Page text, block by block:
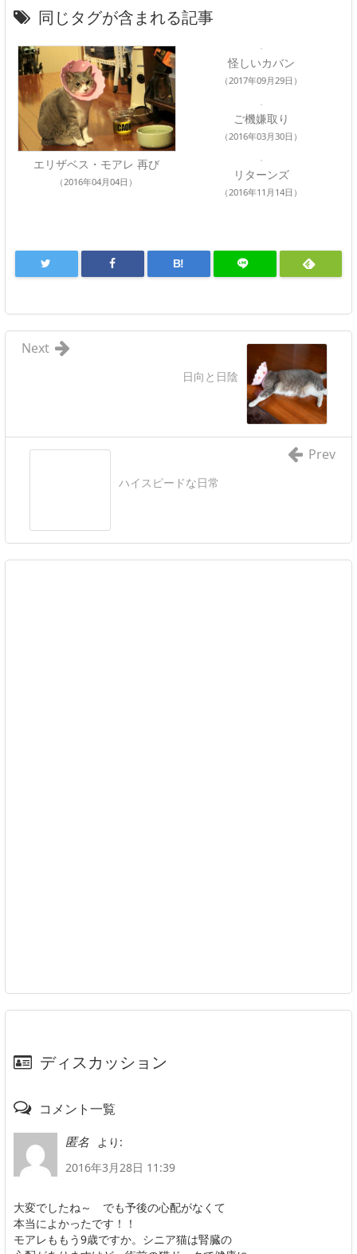
同じタグが含まれる記事
エリザベス・モアレ 再び
（2016年04月04日）
怪しいカバン
（2017年09月29日）
ご機嫌取り
（2016年03月30日）
リターンズ
（2016年11月14日）
B!
日向と日陰
Next
ハイスピードな日常
Prev
ディスカッション
コメント一覧
匿名
より:
2016年3月28日 11:39
大変でしたね～ でも予後の心配がなくて
本当によかったです！！
モアレももう9歳ですか。シニア猫は腎臓の